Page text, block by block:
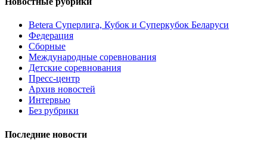
Betera Суперлига, Кубок и Суперкубок Беларуси
Федерация
Сборные
Международные соревнования
Детские соревнования
Пресс-центр
Архив новостей
Интервью
Без рубрики
Последние новости